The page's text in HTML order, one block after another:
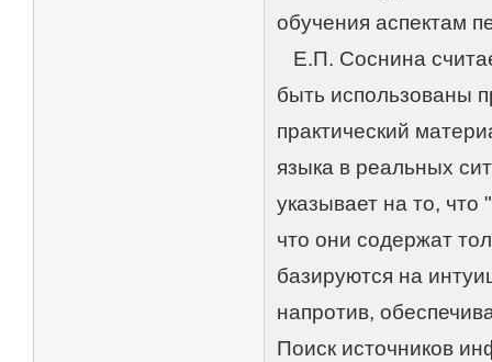
обучения аспектам
Е.П. Соснина
быть использованы
практический
языка в реальных
указывает на то,
что они содержат
базируются на
напротив,
Поиск источников